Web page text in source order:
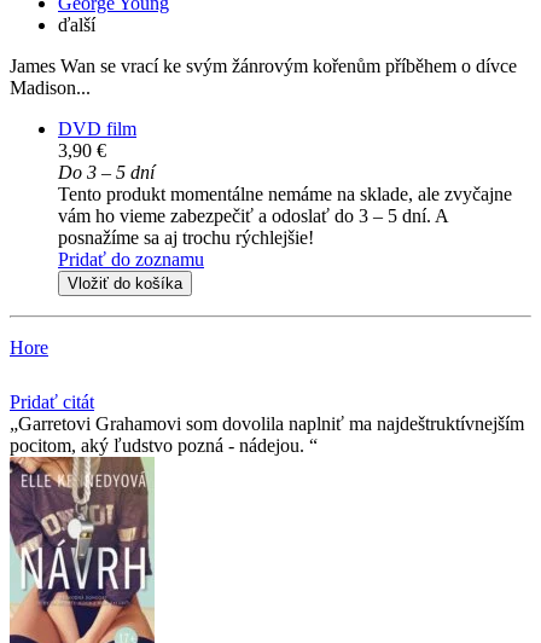
ďalší
James Wan se vrací ke svým žánrovým kořenům příběhem o dívce
Madison...
DVD film
3,90 €
Do 3 – 5 dní
Tento produkt momentálne nemáme na sklade, ale zvyčajne
vám ho vieme zabezpečiť a odoslať do 3 – 5 dní. A
posnažíme sa aj trochu rýchlejšie!
Pridať do zoznamu
Vložiť do košíka
Hore
Pridať citát
Garretovi Grahamovi som dovolila naplniť ma najdeštruktívnejším
pocitom, aký ľudstvo pozná - nádejou.